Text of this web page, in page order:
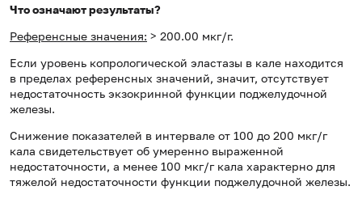
Что означают результаты?
Референсные значения: > 200.00 мкг/г.
Если уровень копрологической эластазы в кале находится
в пределах референсных значений, значит, отсутствует
недостаточность экзокринной функции поджелудочной
железы.
Снижение показателей в интервале от 100 до 200 мкг/г
кала свидетельствует об умеренно выраженной
недостаточности, а менее 100 мкг/г кала характерно для
тяжелой недостаточности функции поджелудочной железы.